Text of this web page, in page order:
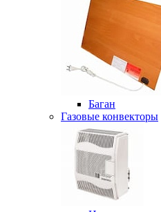
Баган
Газовые конвекторы